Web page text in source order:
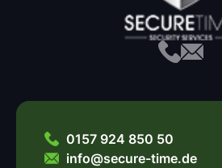
0157 924 850 50
info@secure-time.de